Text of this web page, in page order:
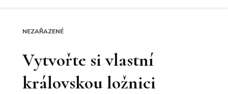
NEZAŘAZENÉ
Vytvořte si vlastní
královskou ložnici